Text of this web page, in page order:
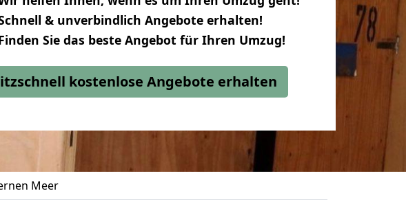
& unverbindlich Angebote erhalten!
Sie das beste Angebot für Ihren Umzug!
kostenlose Angebote erhalten
Meer